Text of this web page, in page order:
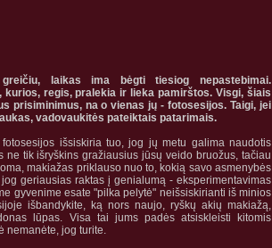
laikas ima bėgti tiesiog nepastebimai.
regis, pralekia ir lieka pamirštos. Visgi, šiais
prisiminimus, na o vienas jų - fotosesijos. Taigi, jei
vadovaukitės pateiktais patarimais.
fotosesijos išsiskiria tuo, jog jų metu galima naudotis
tik išryškins gražiausius jūsų veido bruožus, tačiau
makiažas priklauso nuo to, kokią savo asmenybės
geriausias raktas į genialumą - eksperimentavimas
gyvenime esate "pilka pelytė" neišsiskirianti iš minios
išbandykite, ką nors naujo, ryškų akių makiažą,
lūpas. Visa tai jums padės atsiskleisti kitomis
nemanėte, jog turite.